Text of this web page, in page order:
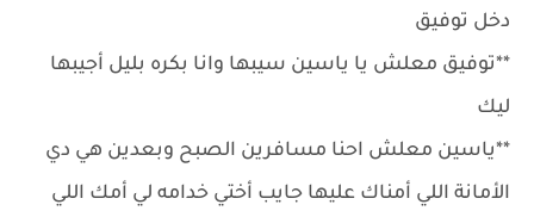
دخل توفيق
**توفيق معلش يا ياسين سيبها وانا بكره بليل أجيبها
ليك
**ياسين معلش احنا مسافرين الصبح وبعدين هي دي
الأمانة اللي أمناك عليها جايب أختي خدامه لي أمك اللي